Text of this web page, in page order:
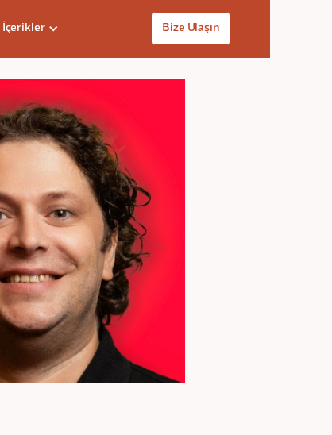
İçerikler Bize Ulaşın